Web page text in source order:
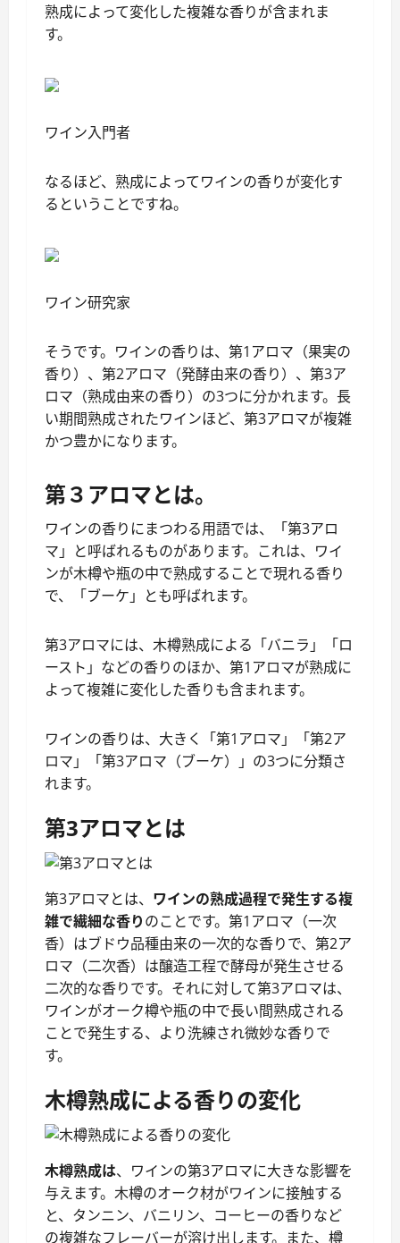
熟成によって変化した複雑な香りが含まれま
す。
ワイン入門者
なるほど、熟成によってワインの香りが変化す
るということですね。
ワイン研究家
そうです。ワインの香りは、第1アロマ（果実の
香り）、第2アロマ（発酵由来の香り）、第3ア
ロマ（熟成由来の香り）の3つに分かれます。長
い期間熟成されたワインほど、第3アロマが複雑
かつ豊かになります。
第３アロマとは。
ワインの香りにまつわる用語では、「第3アロ
マ」と呼ばれるものがあります。これは、ワイ
ンが木樽や瓶の中で熟成することで現れる香り
で、「ブーケ」とも呼ばれます。
第3アロマには、木樽熟成による「バニラ」「ロ
ースト」などの香りのほか、第1アロマが熟成に
よって複雑に変化した香りも含まれます。
ワインの香りは、大きく「第1アロマ」「第2ア
ロマ」「第3アロマ（ブーケ）」の3つに分類さ
れます。
第3アロマとは
第3アロマとは、 ワインの熟成過程で発生する複
雑で繊細な香りのことです。第1アロマ（一次
香）はブドウ品種由来の一次的な香りで、第2ア
ロマ（二次香）は醸造工程で酵母が発生させる
二次的な香りです。それに対して第3アロマは、
ワインがオーク樽や瓶の中で長い間熟成される
ことで発生する、より洗練され微妙な香りで
す。
木樽熟成による香りの変化
木樽熟成は、ワインの第3アロマに大きな影響を
与えます。木樽のオーク材がワインに接触する
と、タンニン、バニリン、コーヒーの香りなど
の複雑なフレーバーが溶け出します。また、樽